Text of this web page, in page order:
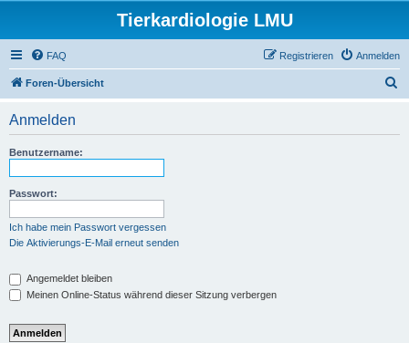
Tierkardiologie LMU
FAQ Anmelden
Registrieren
Foren-Übersicht
Anmelden
Benutzername:
Passwort:
Ich habe mein Passwort vergessen
Die Aktivierungs-E-Mail erneut senden
Angemeldet bleiben
Meinen Online-Status während dieser Sitzung verbergen